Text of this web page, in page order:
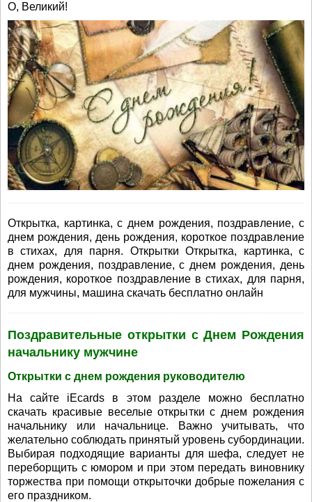
О, Великий!
Открытка, картинка, с днем рождения, поздравление, с
днем рождения, день рождения, короткое поздравление
в стихах, для парня. Открытки Открытка, картинка, с
днем рождения, поздравление, с днем рождения, день
рождения, короткое поздравление в стихах, для парня,
для мужчины, машина скачать бесплатно онлайн
Поздравительные открытки с Днем Рождения
начальнику мужчине
Открытки с днем рождения руководителю
На сайте iEcards в этом разделе можно бесплатно
скачать красивые веселые открытки с днем рождения
начальнику или начальнице. Важно учитывать, что
желательно соблюдать принятый уровень субординации.
Выбирая подходящие варианты для шефа, следует не
переборщить с юмором и при этом передать виновнику
торжества при помощи открыточки добрые пожелания с
его праздником.